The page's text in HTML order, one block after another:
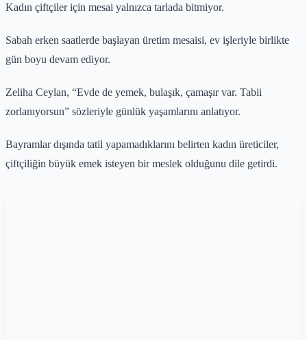
Kadın çiftçiler için mesai yalnızca tarlada bitmiyor.
Sabah erken saatlerde başlayan üretim mesaisi, ev işleriyle birlikte
gün boyu devam ediyor.
Zeliha Ceylan, “Evde de yemek, bulaşık, çamaşır var. Tabii
zorlanıyorsun” sözleriyle günlük yaşamlarını anlatıyor.
Bayramlar dışında tatil yapamadıklarını belirten kadın üreticiler,
çiftçiliğin büyük emek isteyen bir meslek olduğunu dile getirdi.